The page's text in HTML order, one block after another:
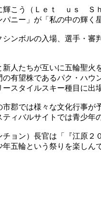
輝こう（Ｌｅｔ ｕｓ Ｓ
パニー」が「私の中の輝く
ンボルの入場、選手・
人たちが互いに五輪聖
有望株であるパク・ハ
スタイルスキー種目に出
郡では様々な文化行事
ィバルサイトでは青少年
ョン）長官は「『江原
五輪という祭りを楽しん